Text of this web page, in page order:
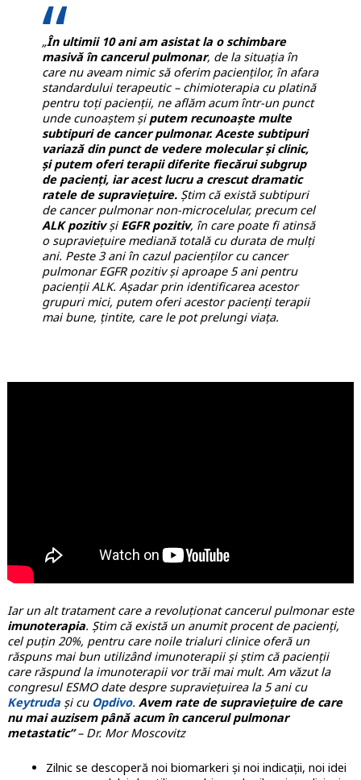
„În ultimii 10 ani am asistat la o schimbare
masivă în cancerul pulmonar, de la situația în
care nu aveam nimic să oferim pacienților, în afara
standardului terapeutic – chimioterapia cu platină
pentru toți pacienții, ne aflăm acum într-un punct
unde cunoaștem și putem recunoaște multe
subtipuri de cancer pulmonar. Aceste subtipuri
variază din punct de vedere molecular și clinic,
și putem oferi terapii diferite fiecărui subgrup
de pacienți, iar acest lucru a crescut dramatic
ratele de supraviețuire.Știm că există subtipuri
de cancer pulmonar non-microcelular, precum cel
ALK pozitivși EGFR pozitiv, în care poate fi atinsă
o supraviețuire mediană totală cu durata de mulți
ani. Peste 3 ani în cazul pacienților cu cancer
pulmonar EGFR pozitiv și aproape 5 ani pentru
pacienții ALK. Așadar prin identificarea acestor
grupuri mici, putem oferi acestor pacienți terapii
mai bune, țintite, care le pot prelungi viața.
Iar un alt tratament care a revoluționat cancerul pulmonar este
imunoterapia. Știm că există un anumit procent de pacienți,
cel puțin 20%, pentru care noile trialuri clinice oferă un
răspuns mai bun utilizând imunoterapii și știm că pacienții
care răspund la imunoterapii vor trăi mai mult. Am văzut la
congresul ESMO date despre supraviețuirea la 5 ani cu
Keytrudași cu Opdivo. Avem rate de supraviețuire de care
nu mai auzisem până acum în cancerul pulmonar
metastatic”– Dr. Mor Moscovitz
Zilnic se descoperă noi biomarkeri și noi indicații, noi idei